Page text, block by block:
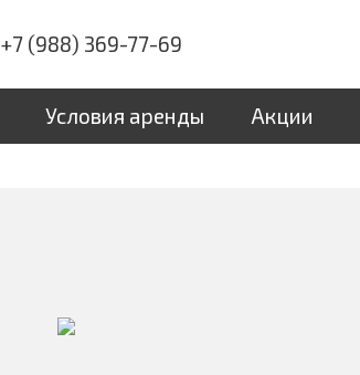
+7 (988) 369-77-69
Условия аренды Акции